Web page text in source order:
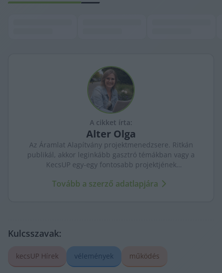
A cikket írta:
Alter Olga
Az Áramlat Alapítvány projektmenedzsere. Ritkán
publikál, akkor leginkább gasztró témákban vagy a
KecsUP egy-egy fontosabb projektjének
Tovább a szerző adatlapjára
Kulcsszavak:
kecsUP Hírek vélemények működés